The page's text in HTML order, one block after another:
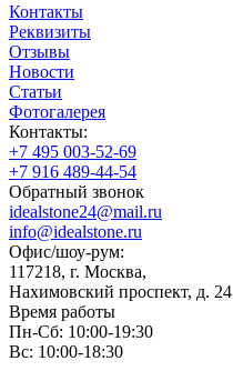
Контакты
Реквизиты
Отзывы
Новости
Статьи
Фотогалерея
Контакты:
+7 495 003-52-69
+7 916 489-44-54
Обратный звонок
idealstone24@mail.ru
info@idealstone.ru
Офис/шоу-рум:
117218, г. Москва,
Нахимовский проспект, д. 24
Время работы
Пн-Сб: 10:00-19:30
Вс: 10:00-18:30